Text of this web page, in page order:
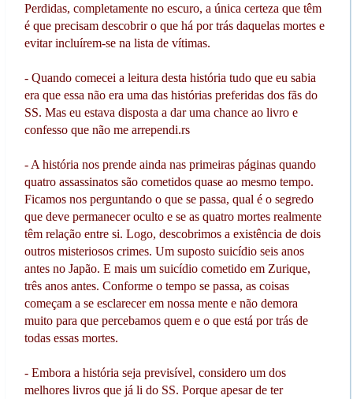
Perdidas, completamente no escuro, a única certeza que têm
é que precisam descobrir o que há por trás daquelas mortes e
evitar incluírem-se na lista de vítimas.
- Quando comecei a leitura desta história tudo que eu sabia
era que essa não era uma das histórias preferidas dos fãs do
SS. Mas eu estava disposta a dar uma chance ao livro e
confesso que não me arrependi.rs
- A história nos prende ainda nas primeiras páginas quando
quatro assassinatos são cometidos quase ao mesmo tempo.
Ficamos nos perguntando o que se passa, qual é o segredo
que deve permanecer oculto e se as quatro mortes realmente
têm relação entre si. Logo, descobrimos a existência de dois
outros misteriosos crimes. Um suposto suicídio seis anos
antes no Japão. E mais um suicídio cometido em Zurique,
três anos antes. Conforme o tempo se passa, as coisas
começam a se esclarecer em nossa mente e não demora
muito para que percebamos quem e o que está por trás de
todas essas mortes.
- Embora a história seja previsível, considero um dos
melhores livros que já li do SS. Porque apesar de ter